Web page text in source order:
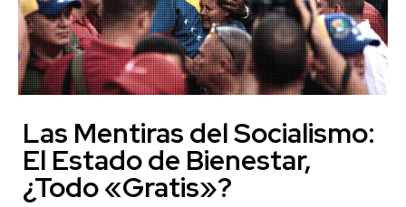
Las Mentiras del Socialismo:
El Estado de Bienestar,
¿Todo «Gratis»?